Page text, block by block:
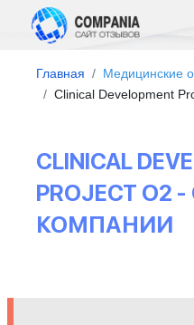
Главная
Медицинские
Clinical Development
CLINICAL
PROJECT
КОМПАНИИ